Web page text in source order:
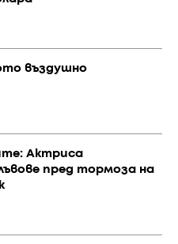
въздушно
Актриса
пред тормоза на